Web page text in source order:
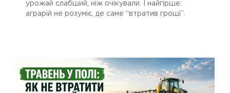
урожай слабший, ніж очікували. І найгірше:
аграрій не розуміє, де саме “втратив гроші”.